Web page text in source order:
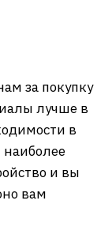
за покупку
лучше в
в
наиболее
и вы
вам